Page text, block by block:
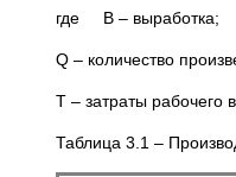
где В – выработка;
Q – количество
Т – затраты рабочего
Таблица 3.1 –